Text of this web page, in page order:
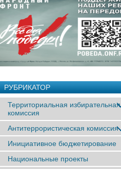
РУБРИКАТОР
Территориальная избирательная
комиссия
Антитеррористическая комиссия
Инициативное бюджетирование
Национальные проекты